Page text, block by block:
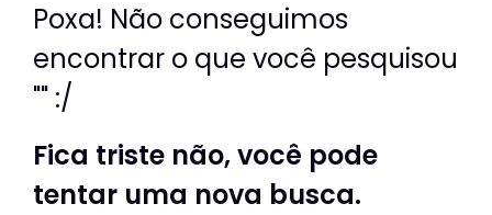
Poxa! Não conseguimos
encontrar o que você pesquisou
"" :/
Fica triste não, você pode
tentar uma nova busca.